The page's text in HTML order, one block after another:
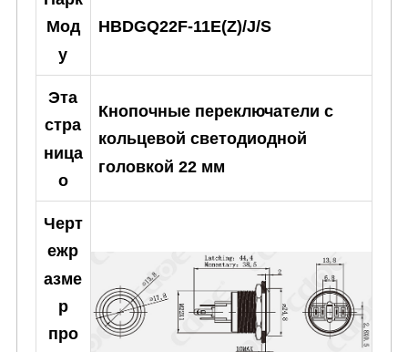
Мод
у
HBDGQ22F-11E(Z)/J/S
Эта
стра
ница
о
Кнопочные переключатели с
кольцевой светодиодной
головкой 22 мм
Черт
ежр
азме
р
про